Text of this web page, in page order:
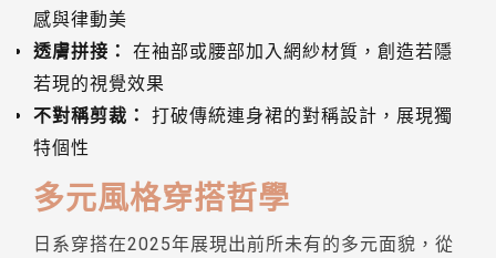
感與律動美
透膚拼接：
在袖部或腰部加入網紗材質，創造若隱
若現的視覺效果
不對稱剪裁：
打破傳統連身裙的對稱設計，展現獨
特個性
多元風格穿搭哲學
日系穿搭在2025年展現出前所未有的多元面貌，從